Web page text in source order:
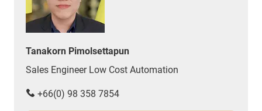
Tanakorn Pimolsettapun
Sales Engineer Low Cost Automation
+66(0) 98 358 7854